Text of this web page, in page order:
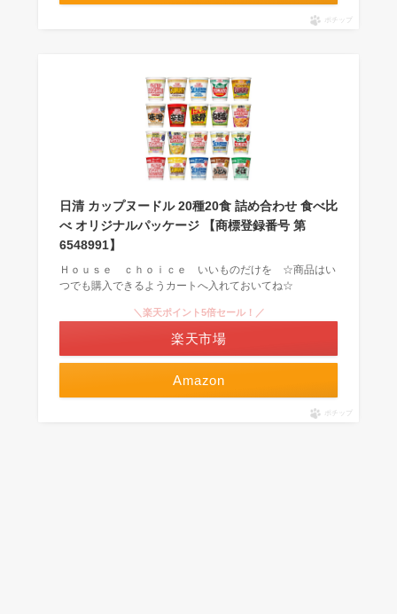
ポチップ
日清 カップヌードル 20種20食 詰め合わせ 食べ比
べ オリジナルパッケージ 【商標登録番号 第
6548991】
Ｈｏｕｓｅ ｃｈｏｉｃｅ いいものだけを ☆商品はい
つでも購入できるようカートへ入れておいてね☆
Amazon
＼楽天ポイント5倍セール！／
楽天市場
ポチップ